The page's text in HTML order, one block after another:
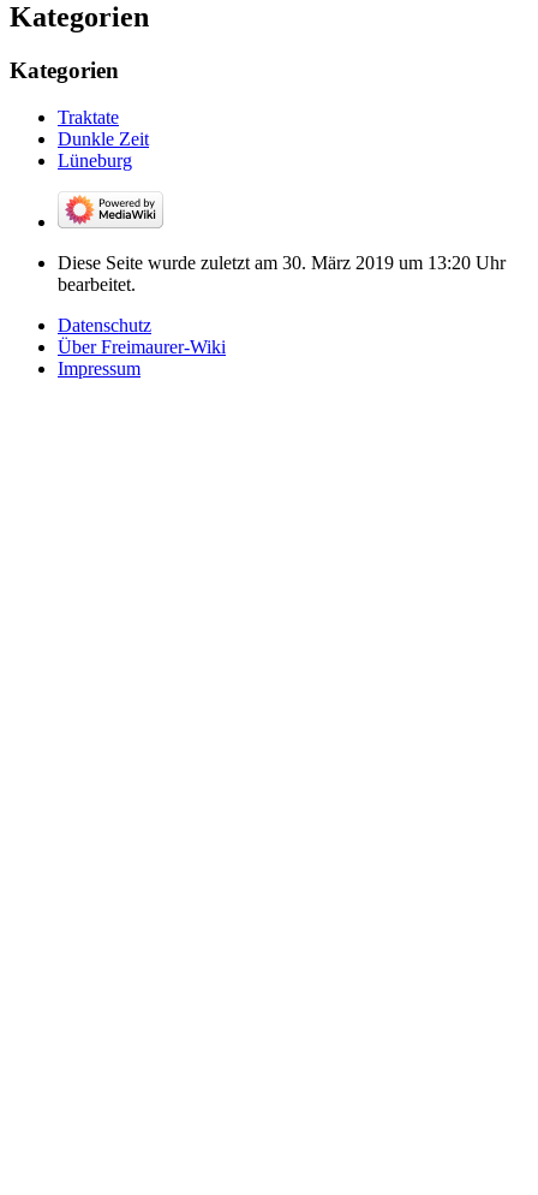
Kategorien
Kategorien
Traktate
Dunkle Zeit
Lüneburg
Diese Seite wurde zuletzt am 30. März 2019 um 13:20 Uhr
bearbeitet.
Datenschutz
Über Freimaurer-Wiki
Impressum